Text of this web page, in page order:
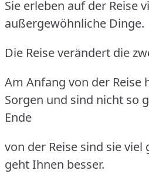
Sie erleben auf der Reise
außergewöhnliche Dinge.
Die Reise verändert die
Am Anfang von der Reise
Sorgen und sind nicht so
Ende
von der Reise sind sie
geht Ihnen besser.